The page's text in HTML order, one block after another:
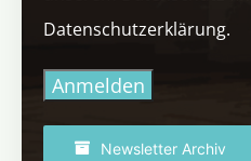
Datenschutzerklärung.
Anmelden
Newsletter Archiv